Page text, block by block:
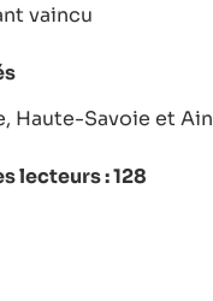
vaincu
Haute-Savoie et Ain
lecteurs : 128